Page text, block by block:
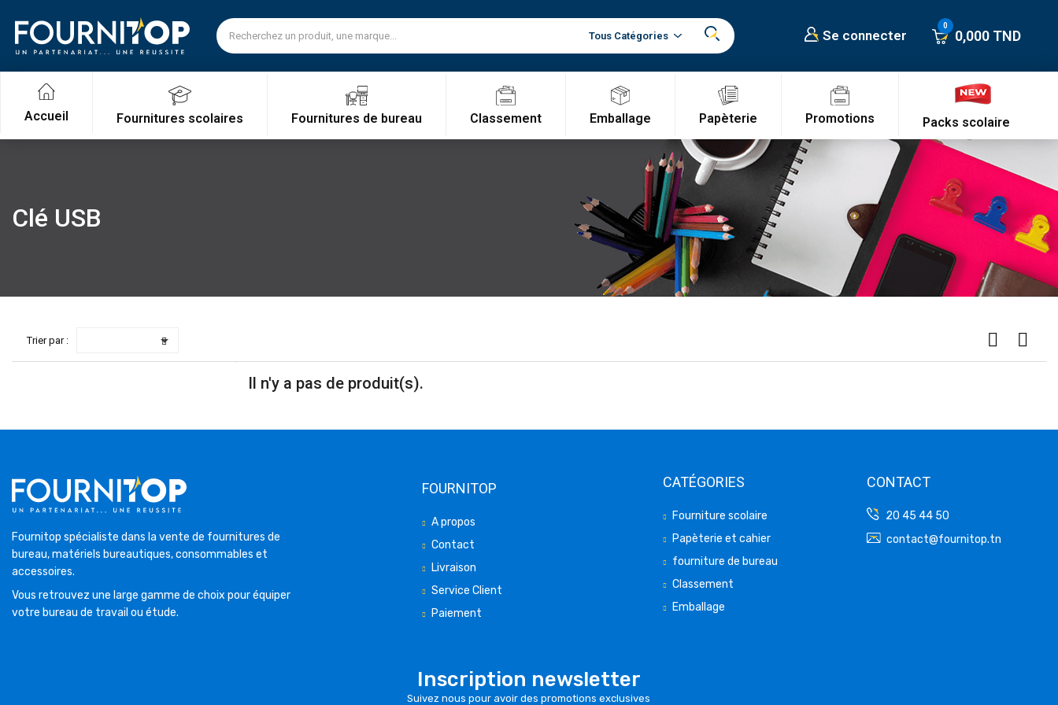
Se connecter 0,000 TND
Accueil Fournitures scolaires Fournitures de bureau Classement Emballage Papèterie Promotions Packs scolaire
Clé USB
Trier par : 
Il n'y a pas de produit(s).
Fournitop spécialiste dans la vente de fournitures de
bureau, matériels bureautiques, consommables et
accessoires.
Vous retrouvez une large gamme de choix pour équiper
votre bureau de travail ou étude.
FOURNITOP
A propos
Contact
Livraison
Service Client
Paiement
CATÉGORIES
Fourniture scolaire
Papèterie et cahier
fourniture de bureau
Classement
Emballage
CONTACT
20 45 44 50
contact@fournitop.tn
Inscription newsletter
Suivez nous pour avoir des promotions exclusives